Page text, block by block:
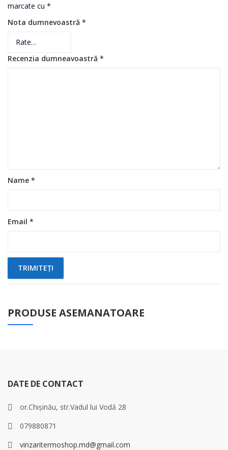
marcate cu *
Nota dumnevoastră *
Recenzia dumneavoastră *
Name *
Email *
PRODUSE ASEMANATOARE
DATE DE CONTACT
or.Chișinău, str.Vadul lui Vodă 28
079880871
vinzaritermoshop.md@gmail.com